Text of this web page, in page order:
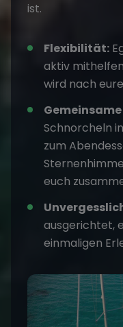
ist.
Flexibilität:
aktiv
wird nach
Schnorcheln
zum
euch
ausgerichtet,
einmaligen